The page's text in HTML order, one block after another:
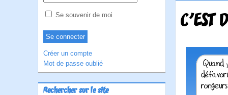
Se souvenir de moi
Créer un compte
Mot de passe oublié
Rechercher sur le site
C'EST